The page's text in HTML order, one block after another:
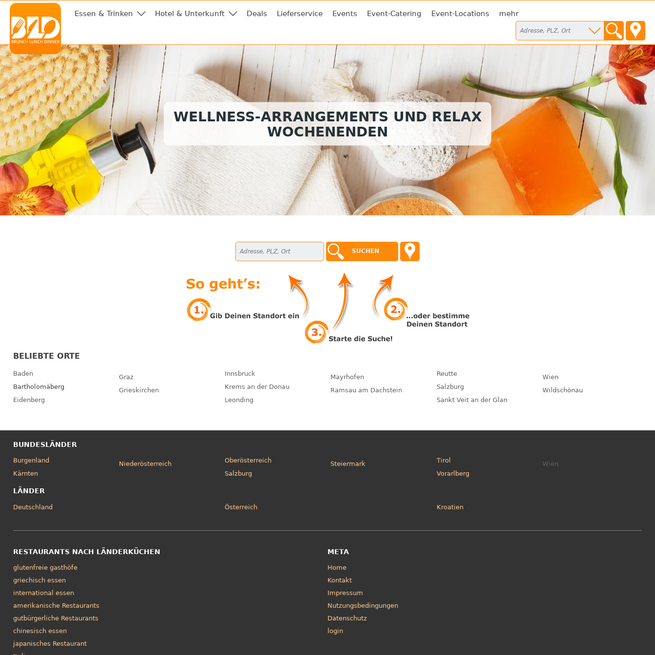
Essen & Trinken Hotel & Unterkunft Deals Lieferservice Events Event-Catering Event-Locations mehr
WELLNESS-ARRANGEMENTS UND RELAX
WOCHENENDEN
BELIEBTE ORTE
Baden
Bartholomäberg
Eidenberg
Graz
Grieskirchen
Innsbruck
Krems an der Donau
Leonding
Mayrhofen
Ramsau am Dachstein
Reutte
Salzburg
Sankt Veit an der Glan
Wien
Wildschönau
BUNDESLÄNDER
Burgenland
Kärnten
Niederösterreich
Oberösterreich
Salzburg
Steiermark
Tirol
Vorarlberg
Wien
LÄNDER
Deutschland Österreich Kroatien
RESTAURANTS NACH LÄNDERKÜCHEN
glutenfreie gasthöfe
griechisch essen
international essen
amerikanische Restaurants
gutbürgerliche Restaurants
chinesisch essen
japanisches Restaurant
META
Home
Kontakt
Impressum
Nutzungsbedingungen
Datenschutz
login